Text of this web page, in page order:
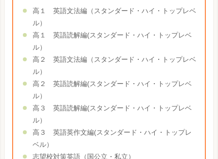
高１ 英語文法編（スタンダード・ハイ・トップレベ
ル）
高１ 英語読解編(スタンダード・ハイ・トップレベ
ル）
高２ 英語文法編（スタンダード・ハイ・トップレベ
ル）
高２ 英語読解編(スタンダード・ハイ・トップレベ
ル）
高３ 英語読解編(スタンダード・ハイ・トップレベ
ル）
高３ 英語英作文編(スタンダード・ハイ・トップレ
ベル）
志望校対策英語（国公立・私立）